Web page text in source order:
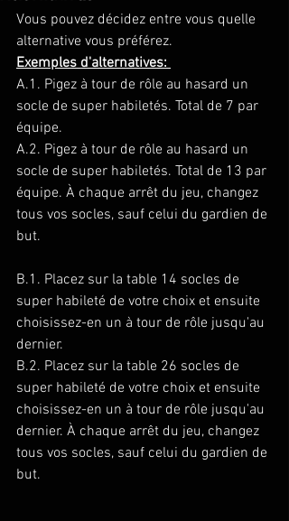
Vous pouvez décidez entre vous quelle
alternative vous préférez.
Exemples d'alternatives:
A.1. Pigez à tour de rôle au hasard un
socle de super habiletés. Total de 7 par
équipe.
A.2. Pigez à tour de rôle au hasard un
socle de super habiletés. Total de 13 par
équipe. À chaque arrêt du jeu, changez
tous vos socles, sauf celui du gardien de
but.
B.1. Placez sur la table 14 socles de
super habileté de votre choix et ensuite
choisissez-en un à tour de rôle jusqu'au
dernier.
B.2. Placez sur la table 26 socles de
super habileté de votre choix et ensuite
choisissez-en un à tour de rôle jusqu'au
dernier. À chaque arrêt du jeu, changez
tous vos socles, sauf celui du gardien de
but.